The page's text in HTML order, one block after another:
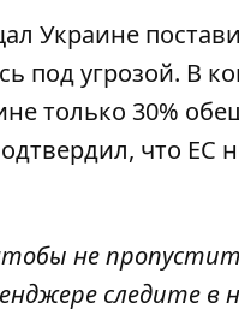
Украине
под угрозой. В
только 30%
что ЕС
не
следите в